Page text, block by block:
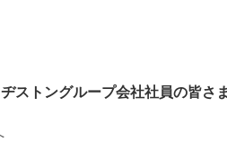
ストングループ会社社員の皆さ